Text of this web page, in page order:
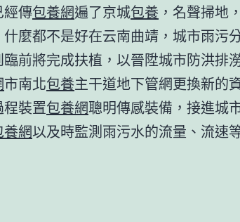
經傳包養網遍了京城包養 ，名聲掃地
麼都不是好在云南曲靖，城市雨污
前將完成扶植，以晉陞城市防洪排
市南北包養主干道地下管網更換新的
裝置包養網聰明傳感裝備，接進城
養網以及時監測雨污水的流量、流速